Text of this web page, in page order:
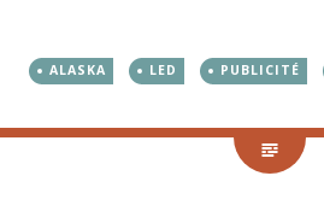
ALASKA LED PUBLICITÉ